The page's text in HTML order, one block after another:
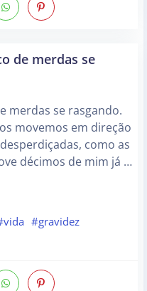
de merdas se
merdas se rasgando.
movemos em direção
como as
décimos de mim já …
#gravidez